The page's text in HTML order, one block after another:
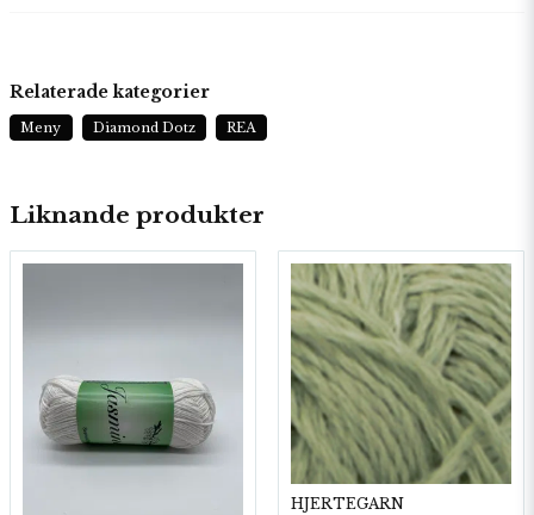
Liknande produkter
HJERTEGARN
Relaterade kategorier
Meny Diamond Dotz REA